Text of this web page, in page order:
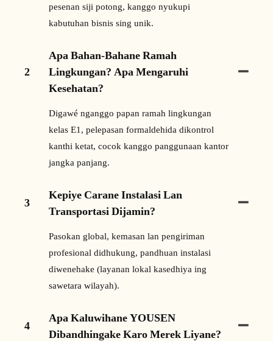
pesenan siji potong, kanggo nyukupi
kabutuhan bisnis sing unik.
2
Apa Bahan-Bahane Ramah
Lingkungan? Apa Mengaruhi
Kesehatan?
Digawé nganggo papan ramah lingkungan
kelas E1, pelepasan formaldehida dikontrol
kanthi ketat, cocok kanggo panggunaan kantor
jangka panjang.
3
Kepiye Carane Instalasi Lan
Transportasi Dijamin?
Pasokan global, kemasan lan pengiriman
profesional didhukung, pandhuan instalasi
diwenehake (layanan lokal kasedhiya ing
sawetara wilayah).
4
Apa Kaluwihane YOUSEN
Dibandhingake Karo Merek Liyane?